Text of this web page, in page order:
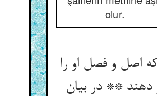
olur.
اصل و فصل او را
دهند ** در بیان